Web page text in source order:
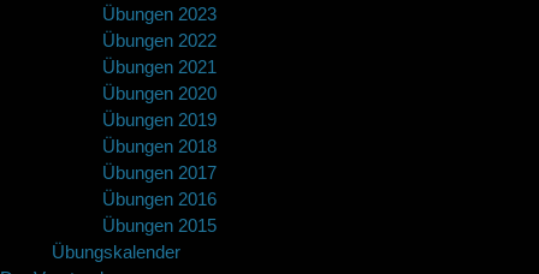
Übungen 2023
Übungen 2022
Übungen 2021
Übungen 2020
Übungen 2019
Übungen 2018
Übungen 2017
Übungen 2016
Übungen 2015
Übungskalender